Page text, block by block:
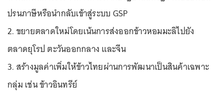
ปรนภาษีหรือนำกลับเข้าสู่ระบบ GSP
2. ขยายตลาดใหม่โดยเน้นการส่งออกข้าวหอมมะลิไปยัง
ตลาดยุโรป ตะวันออกกลาง และจีน
3. สร้างมูลค่าเพิ่มให้ข้าวไทยผ่านการพัฒนาเป็นสินค้าเฉพาะ
กลุ่ม เช่น ข้าวอินทรีย์